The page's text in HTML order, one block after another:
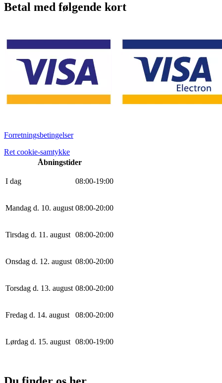
Betal med følgende kort
Forretningsbetingelser
Ret cookie-samtykke
Åbningstider
I dag 08:00-19:00
Mandag d. 10. august 08:00-20:00
Tirsdag d. 11. august 08:00-20:00
Onsdag d. 12. august 08:00-20:00
Torsdag d. 13. august 08:00-20:00
Fredag d. 14. august 08:00-20:00
Lørdag d. 15. august 08:00-19:00